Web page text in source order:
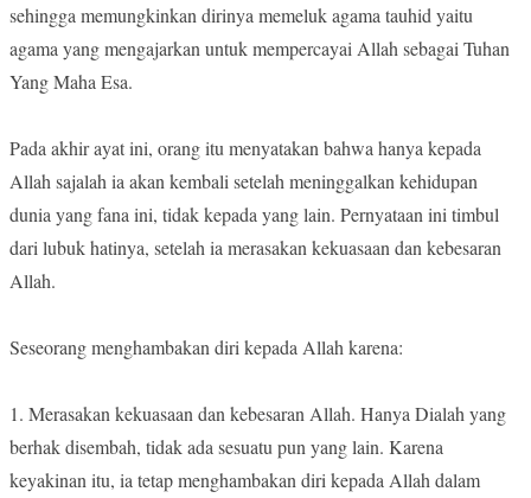
sehingga memungkinkan dirinya memeluk agama tauhid yaitu
agama yang mengajarkan untuk mempercayai Allah sebagai Tuhan
Yang Maha Esa.
Pada akhir ayat ini, orang itu menyatakan bahwa hanya kepada
Allah sajalah ia akan kembali setelah meninggalkan kehidupan
dunia yang fana ini, tidak kepada yang lain. Pernyataan ini timbul
dari lubuk hatinya, setelah ia merasakan kekuasaan dan kebesaran
Allah.
Seseorang menghambakan diri kepada Allah karena:
1. Merasakan kekuasaan dan kebesaran Allah. Hanya Dialah yang
berhak disembah, tidak ada sesuatu pun yang lain. Karena
keyakinan itu, ia tetap menghambakan diri kepada Allah dalam